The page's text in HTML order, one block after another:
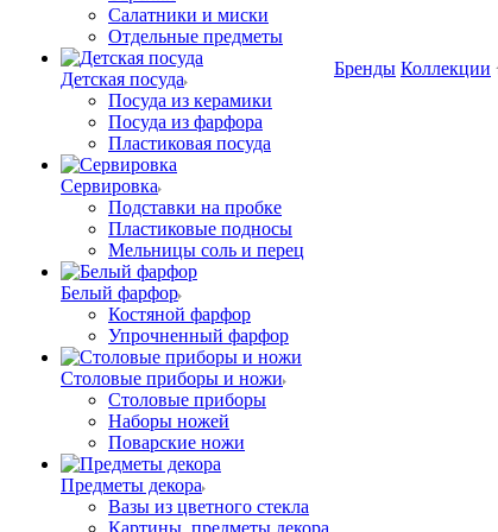
Салатники и миски
Отдельные предметы
Детская посуда
Посуда из керамики
Посуда из фарфора
Пластиковая посуда
Сервировка
Подставки на пробке
Пластиковые подносы
Мельницы соль и перец
Белый фарфор
Костяной фарфор
Упрочненный фарфор
Столовые приборы и ножи
Столовые приборы
Наборы ножей
Поварские ножи
Предметы декора
Вазы из цветного стекла
Картины, предметы декора
Бренды Коллекции